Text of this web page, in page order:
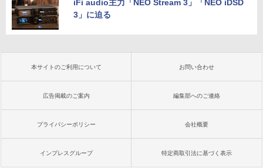
iFi audio主力「NEO Stream 3」「NEO iDSD
3」に迫る
本サイトのご利用について お問い合わせ
広告掲載のご案内 編集部へのご連絡
プライバシーポリシー 会社概要
インプレスグループ 特定商取引法に基づく表示